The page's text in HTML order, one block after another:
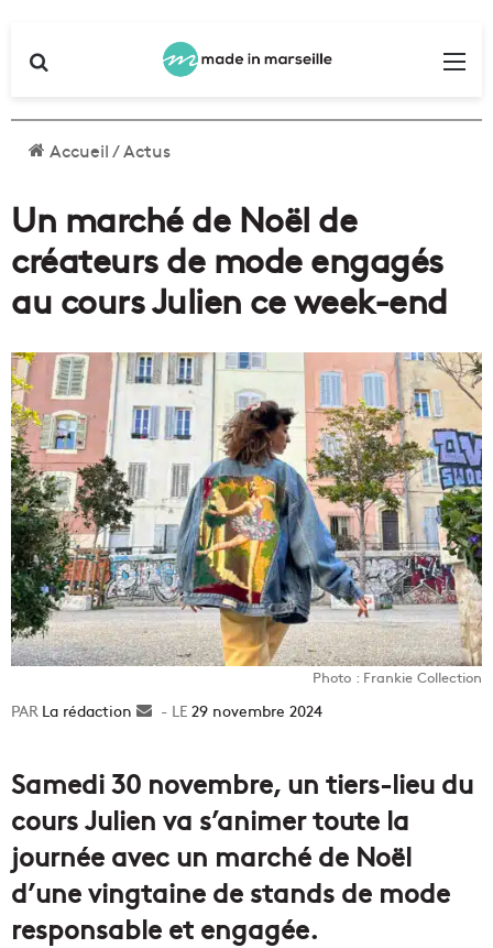
Accueil/Actus
Un marché de Noël de
créateurs de mode engagés
au cours Julien ce week-end
Photo : Frankie Collection
La rédaction
Envoyer29 novembre 2024
Samedi 30 novembre, un tiers-lieu du
cours Julien va s’animer toute la
journée avec un marché de Noël
d’une vingtaine de stands de mode
responsable et engagée.